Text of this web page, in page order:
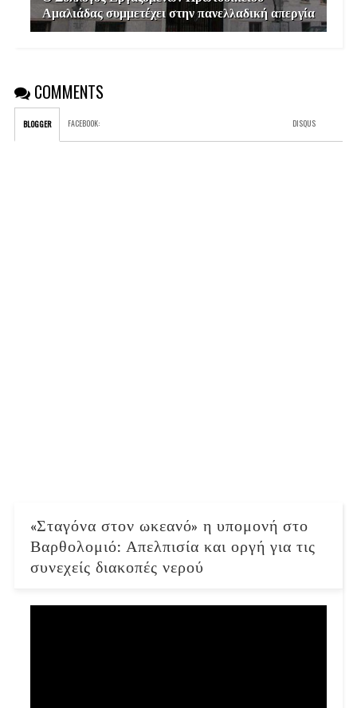
Αμαλιάδας συμμετέχει στην πανελλαδική απεργία
COMMENTS
BLOGGER FACEBOOK: DISQUS
«Σταγόνα στον ωκεανό» η υπομονή στο
Βαρθολομιό: Απελπισία και οργή για τις
συνεχείς διακοπές νερού